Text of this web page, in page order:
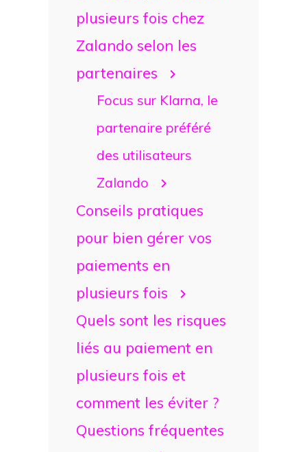
plusieurs fois chez
Zalando selon les
partenaires
Focus sur Klarna, le
partenaire préféré
des utilisateurs
Zalando
Conseils pratiques
pour bien gérer vos
paiements en
plusieurs fois
Quels sont les risques
liés au paiement en
plusieurs fois et
comment les éviter ?
Questions fréquentes